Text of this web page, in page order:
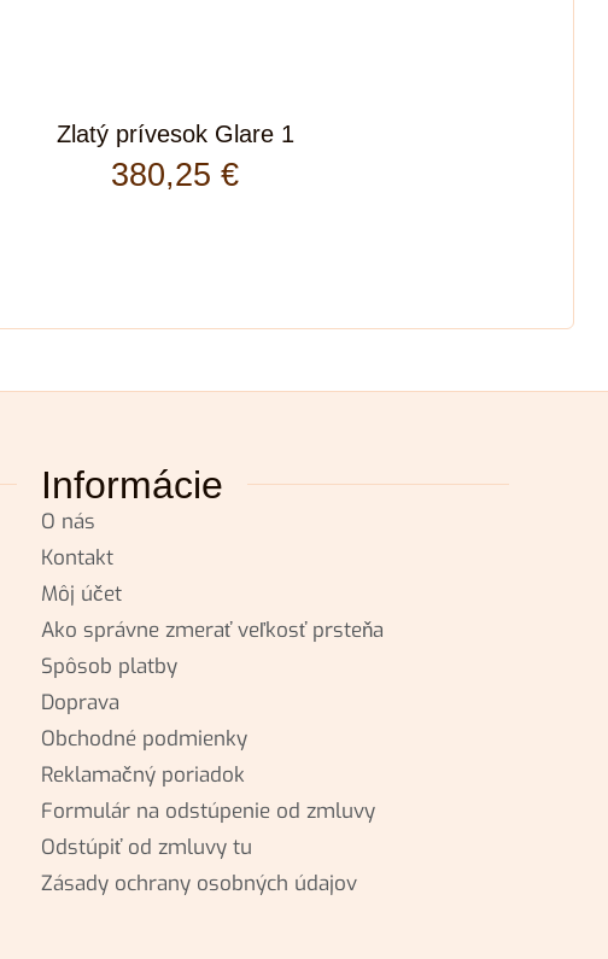
Zlatý prívesok Glare 1
380,25 €
Informácie
O nás
Kontakt
Môj účet
Ako správne zmerať veľkosť prsteňa
Spôsob platby
Doprava
Obchodné podmienky
Reklamačný poriadok
Formulár na odstúpenie od zmluvy
Odstúpiť od zmluvy tu
Zásady ochrany osobných údajov